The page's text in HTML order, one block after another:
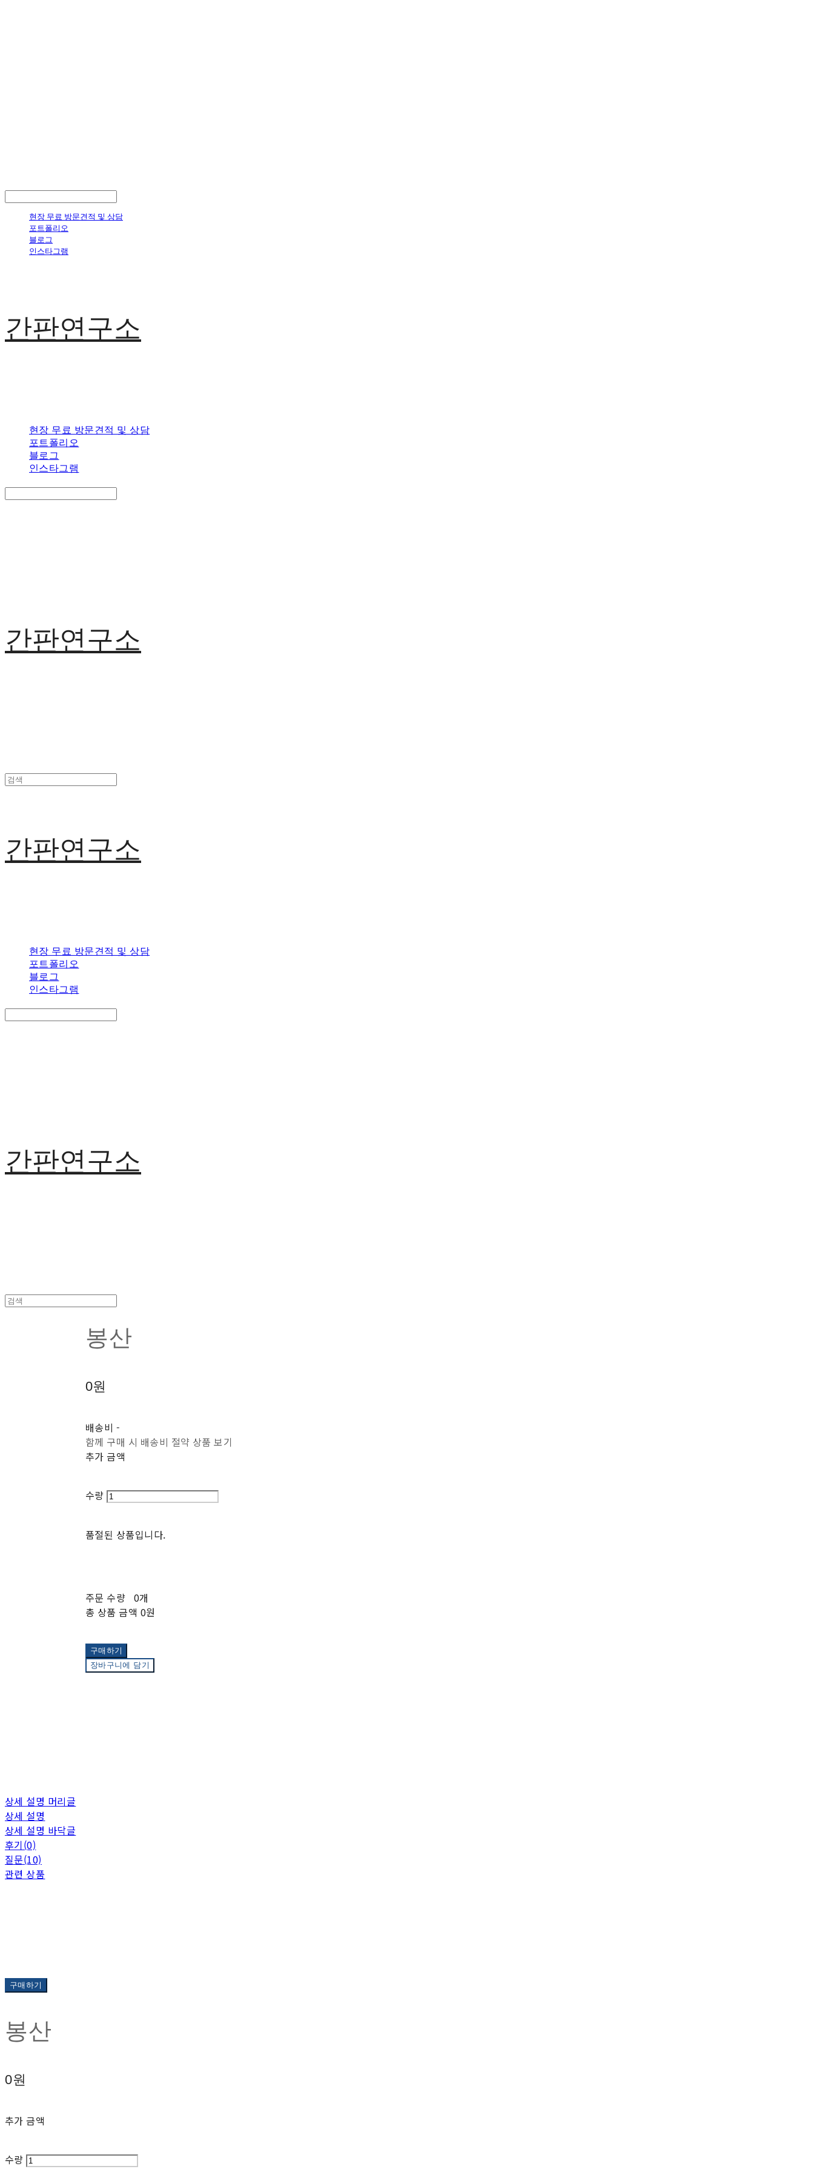
현장 무료 방문견적 및 상담
포트폴리오
블로그
인스타그램
간판연구소
현장 무료 방문견적 및 상담
포트폴리오
블로그
인스타그램
간판연구소
간판연구소
현장 무료 방문견적 및 상담
포트폴리오
블로그
인스타그램
간판연구소
봉산
0원
배송비 -
함께 구매 시 배송비 절약 상품 보기
추가 금액
수량
품절된 상품입니다.
주문 수량 0개
총 상품 금액 0원
구매하기
장바구니에 담기
상세 설명 머리글
상세 설명
상세 설명 바닥글
후기(0)
질문(10)
관련 상품
구매하기
봉산
0원
추가 금액
수량